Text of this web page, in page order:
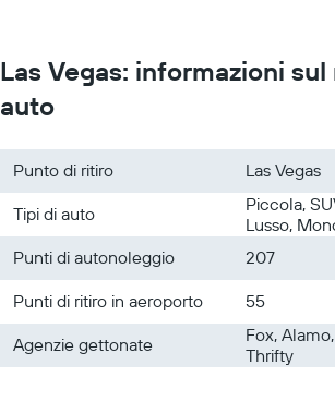
Las Vegas: informazioni
auto
Punto di ritiro
Las Vegas
Tipi di auto
Piccola,
Lusso,
Punti di autonoleggio
207
Punti di ritiro in aeroporto
55
Agenzie gettonate
Fox,
Thrifty